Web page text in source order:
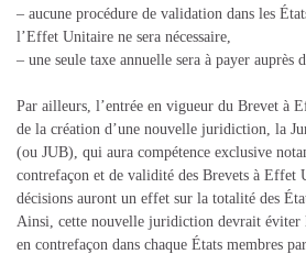
– aucune procédure de validation dans les
l’Effet Unitaire ne sera nécessaire,
– une seule taxe annuelle sera à payer auprès
Par ailleurs, l’entrée en vigueur du Brevet à
de la création d’une nouvelle juridiction, la
(ou JUB), qui aura compétence exclusive
contrefaçon et de validité des Brevets à Effet
décisions auront un effet sur la totalité des
Ainsi, cette nouvelle juridiction devrait éviter
en contrefaçon dans chaque États membres